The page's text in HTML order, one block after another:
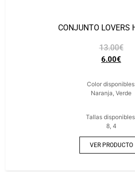
CONJUNTO LOVERS
13.00€
6.00€
Color
Naranja, Verde
Tallas
8, 4
VER PRODUCTO